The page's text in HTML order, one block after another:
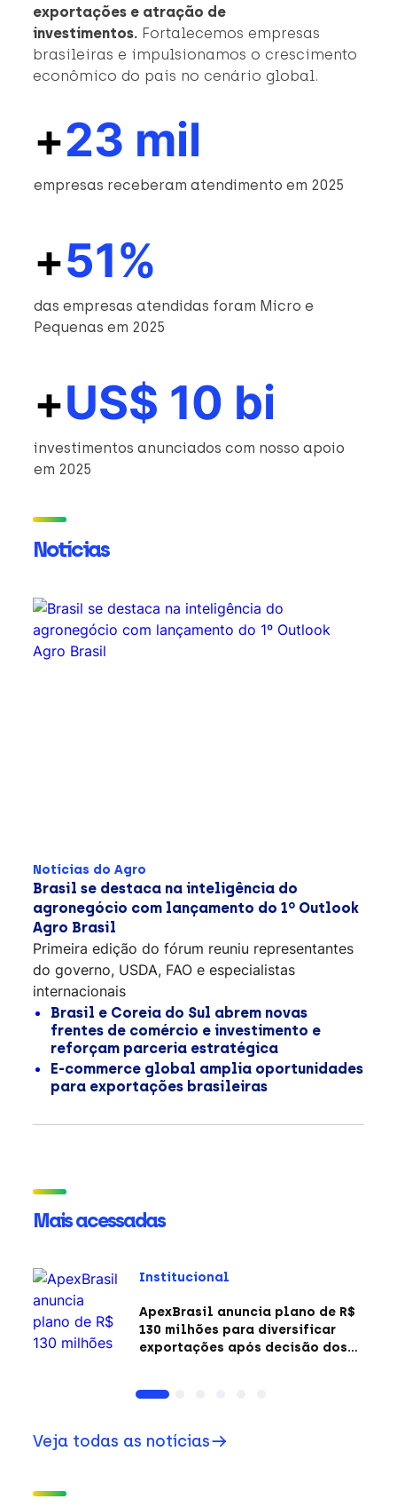
exportações e atração de
investimentos. Fortalecemos empresas
brasileiras e impulsionamos o crescimento
econômico do país no cenário global.
+23 mil
empresas receberam atendimento em 2025
+51%
das empresas atendidas foram Micro e
Pequenas em 2025
+US$ 10 bi
investimentos anunciados com nosso apoio
em 2025
Notícias
Notícias do Agro
Brasil se destaca na inteligência do
agronegócio com lançamento do 1º Outlook
Agro Brasil
Primeira edição do fórum reuniu representantes
do governo, USDA, FAO e especialistas
internacionais
Brasil e Coreia do Sul abrem novas
frentes de comércio e investimento e
reforçam parceria estratégica
E-commerce global amplia oportunidades
para exportações brasileiras
Mais acessadas
Institucional
ApexBrasil anuncia plano de R$
130 milhões para diversificar
exportações após decisão dos
Veja todas as notícias